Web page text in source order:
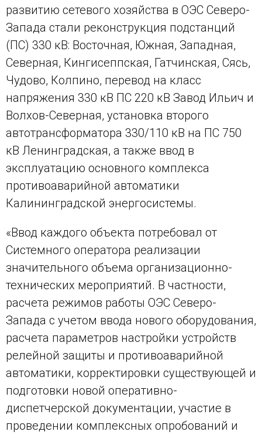
развитию сетевого хозяйства в ОЭС Северо-
Запада стали реконструкция подстанций
(ПС) 330 кВ: Восточная, Южная, Западная,
Северная, Кингисеппская, Гатчинская, Сясь,
Чудово, Колпино, перевод на класс
напряжения 330 кВ ПС 220 кВ Завод Ильич и
Волхов-Северная, установка второго
автотрансформатора 330/110 кВ на ПС 750
кВ Ленинградская, а также ввод в
эксплуатацию основного комплекса
противоаварийной автоматики
Калининградской энергосистемы.
«Ввод каждого объекта потребовал от
Системного оператора реализации
значительного объема организационно-
технических мероприятий. В частности,
расчета режимов работы ОЭС Северо-
Запада с учетом ввода нового оборудования,
расчета параметров настройки устройств
релейной защиты и противоаварийной
автоматики, корректировки существующей и
подготовки новой оперативно-
диспетчерской документации, участие в
проведении комплексных опробований и